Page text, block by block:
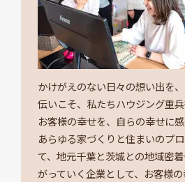
かけがえのない日々の想い出を
伝いこそ、私たちハウジング重兵
お客様の幸せを、自らの幸せに感
あらゆる家づくりと住まいのプ
て、地元千葉と茨城との地域密
がっていく企業として、お客様